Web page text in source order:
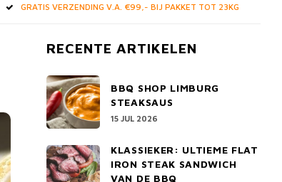
GRATIS VERZENDING V.A. €99,- BIJ PAKKET TOT 23KG
RECENTE ARTIKELEN
BBQ SHOP LIMBURG
STEAKSAUS
15 JUL 2026
KLASSIEKER: ULTIEME FLAT
IRON STEAK SANDWICH
VAN DE BBQ